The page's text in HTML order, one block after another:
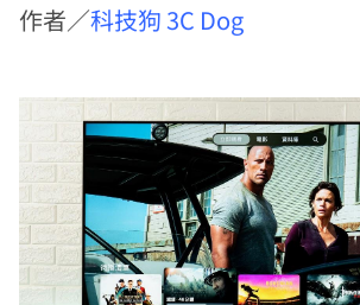
作者／科技狗 3C Dog